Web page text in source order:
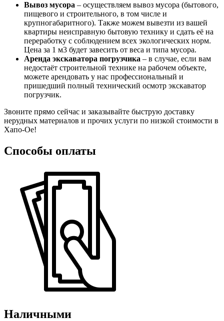
Вывоз мусора – осуществляем вывоз мусора (бытового,
пищевого и строительного, в том числе и
крупногабаритного). Также можем вывезти из вашей
квартиры неисправную бытовую технику и сдать её на
переработку с соблюдением всех экологических норм.
Цена за 1 м3 будет завесить от веса и типа мусора.
Аренда экскаватора погрузчика – в случае, если вам
недостаёт строительной технике на рабочем объекте,
можете арендовать у нас профессиональный и
пришедший полный технический осмотр экскаватор
погрузчик.
Звоните прямо сейчас и заказывайте быструю доставку
нерудных материалов и прочих услуги по низкой стоимости в
Хапо-Ое!
Способы оплаты
Наличными